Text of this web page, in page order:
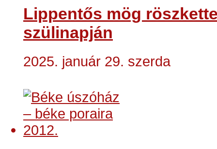
Lippentős mög
szülinapján
2025. január 29. szerda